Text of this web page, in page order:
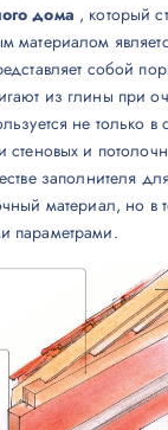
дома , который
материалом
собой
из глины при
не только
стеновых и
заполнителя
материал, но в
параметрами.